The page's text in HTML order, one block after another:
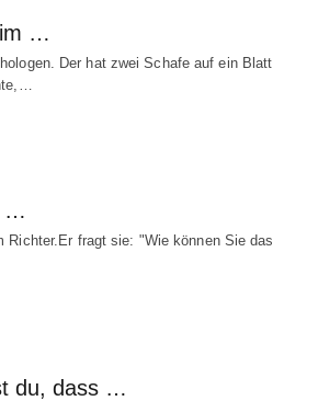
…
Der hat zwei Schafe auf ein Blatt
…
Richter.Er fragt sie: "Wie können Sie das
du, dass …